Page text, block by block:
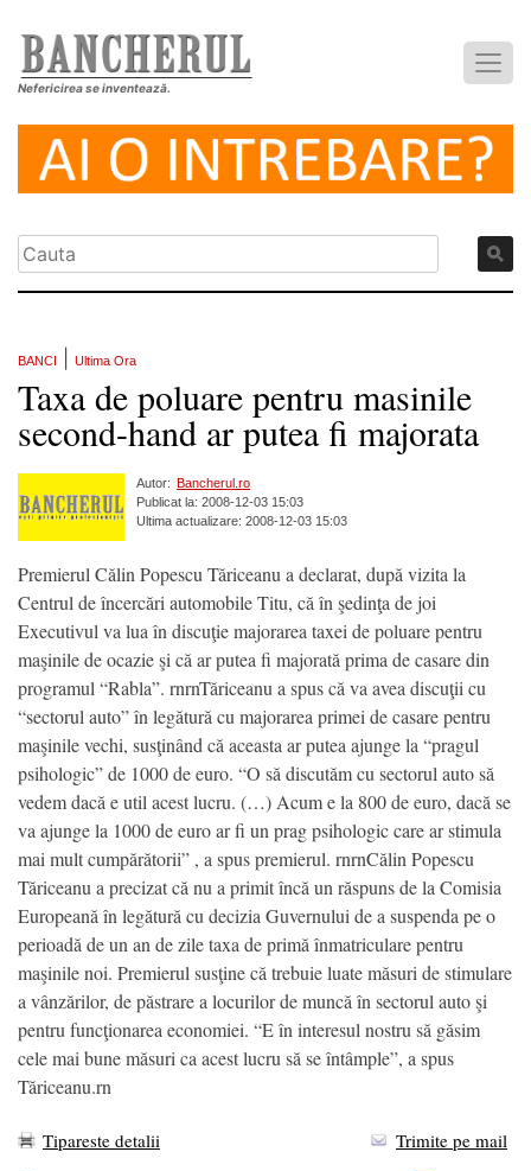
Nefericirea se inventează.
BANCI Ultima Ora
Taxa de poluare pentru masinile
second-hand ar putea fi majorata
Autor: Bancherul.ro
Publicat la: 2008-12-03 15:03
Ultima actualizare: 2008-12-03 15:03
Premierul Călin Popescu Tăriceanu a declarat, după vizita la
Centrul de încercări automobile Titu, că în şedinţa de joi
Executivul va lua în discuţie majorarea taxei de poluare pentru
maşinile de ocazie şi că ar putea fi majorată prima de casare din
programul “Rabla”. rnrnTăriceanu a spus că va avea discuţii cu
“sectorul auto” în legătură cu majorarea primei de casare pentru
maşinile vechi, susţinând că aceasta ar putea ajunge la “pragul
psihologic” de 1000 de euro. “O să discutăm cu sectorul auto să
vedem dacă e util acest lucru. (…) Acum e la 800 de euro, dacă se
va ajunge la 1000 de euro ar fi un prag psihologic care ar stimula
mai mult cumpărătorii” , a spus premierul. rnrnCălin Popescu
Tăriceanu a precizat că nu a primit încă un răspuns de la Comisia
Europeană în legătură cu decizia Guvernului de a suspenda pe o
perioadă de un an de zile taxa de primă înmatriculare pentru
maşinile noi. Premierul susţine că trebuie luate măsuri de stimulare
a vânzărilor, de păstrare a locurilor de muncă în sectorul auto şi
pentru funcţionarea economiei. “E în interesul nostru să găsim
cele mai bune măsuri ca acest lucru să se întâmple”, a spus
Tăriceanu.rn
Tipareste detalii
Trimite pe mail